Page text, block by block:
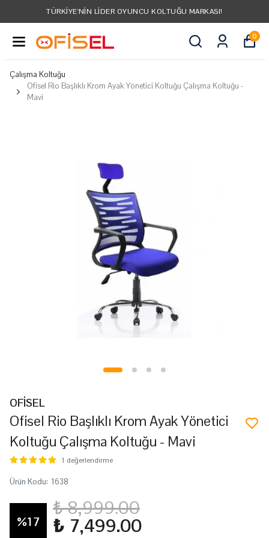
TÜRKIYE'NIN LIDER OYUNCU KOLTUĞU MARKASI!
0
Çalışma Koltuğu
Ofisel Rio Başlıklı Krom Ayak Yönetici Koltuğu Çalışma Koltuğu -
Mavi
OFİSEL
Ofisel Rio Başlıklı Krom Ayak Yönetici
Koltuğu Çalışma Koltuğu - Mavi
1 değerlendirme
Ürün Kodu: 1638
%17
₺ 8,999.00
₺ 7,499.00